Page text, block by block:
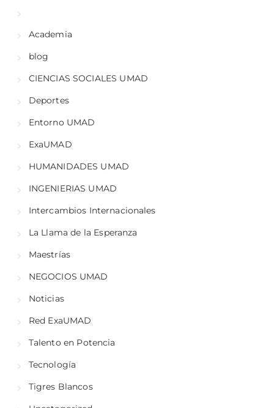
Academia
blog
CIENCIAS SOCIALES UMAD
Deportes
Entorno UMAD
ExaUMAD
HUMANIDADES UMAD
INGENIERIAS UMAD
Intercambios Internacionales
La Llama de la Esperanza
Maestrías
NEGOCIOS UMAD
Noticias
Red ExaUMAD
Talento en Potencia
Tecnología
Tigres Blancos